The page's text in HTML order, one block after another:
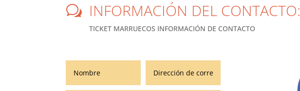
w INFORMACIÓN DEL CONTACTO:
TICKET MARRUECOS INFORMACIÓN DE CONTACTO